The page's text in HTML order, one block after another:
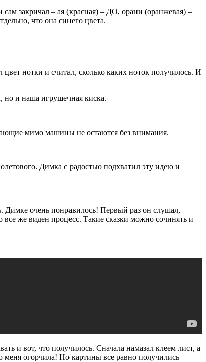
сам закричал – ая (красная) – ДО, орани (оранжевая) –
что она синего цвета.
нотки и считал, сколько каких ноток получилось. И
но и наша игрушечная киска.
мимо машины не остаются без внимания.
Димка с радостью подхватил эту идею и
Димке очень понравилось! Первый раз он слушал,
же виден процесс. Такие сказки можно сочинять и
и вот, что получилось. Сначала намазал клеем лист, а
меня огорчила! Но картины все равно получились